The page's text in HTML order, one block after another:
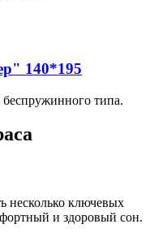
140*195
типа.
несколько ключевых
и здоровый сон.